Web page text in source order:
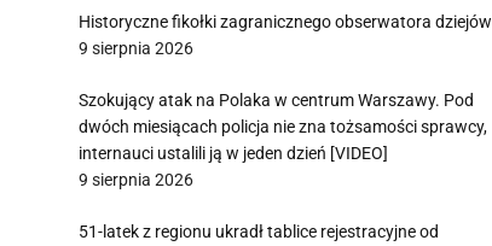
Historyczne fikołki zagranicznego obserwatora dziejów
9 sierpnia 2026
Szokujący atak na Polaka w centrum Warszawy. Pod
dwóch miesiącach policja nie zna tożsamości sprawcy,
internauci ustalili ją w jeden dzień [VIDEO]
9 sierpnia 2026
51-latek z regionu ukradł tablice rejestracyjne od